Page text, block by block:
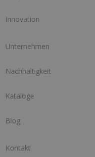
Innovation
Unternehmen
Nachhaltigkeit
Kataloge
Blog
Kontakt